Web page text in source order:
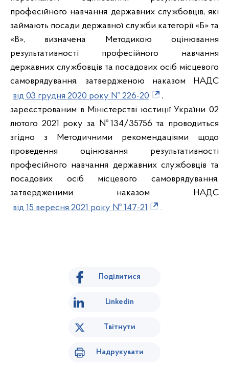
професійного навчання державних службовців, які
займають посади державної служби категорії «Б» та
«В», визначена Методикою оцінювання
результативності професійного навчання
державних службовців та посадових осіб місцевого
самоврядування, затвердженою наказом НАДС
від 03 грудня 2020 року № 226-20
,
зареєстрованим в Міністерстві юстиції України 02
лютого 2021 року за №134/35756 та проводиться
згідно з Методичними рекомендаціями щодо
проведення оцінювання результативності
професійного навчання державних службовців та
посадових осіб місцевого самоврядування,
затвердженими наказом НАДС
від 15 вересня 2021 року № 147-21
.
Поділитися
Linkedin
Твітнути
Надрукувати